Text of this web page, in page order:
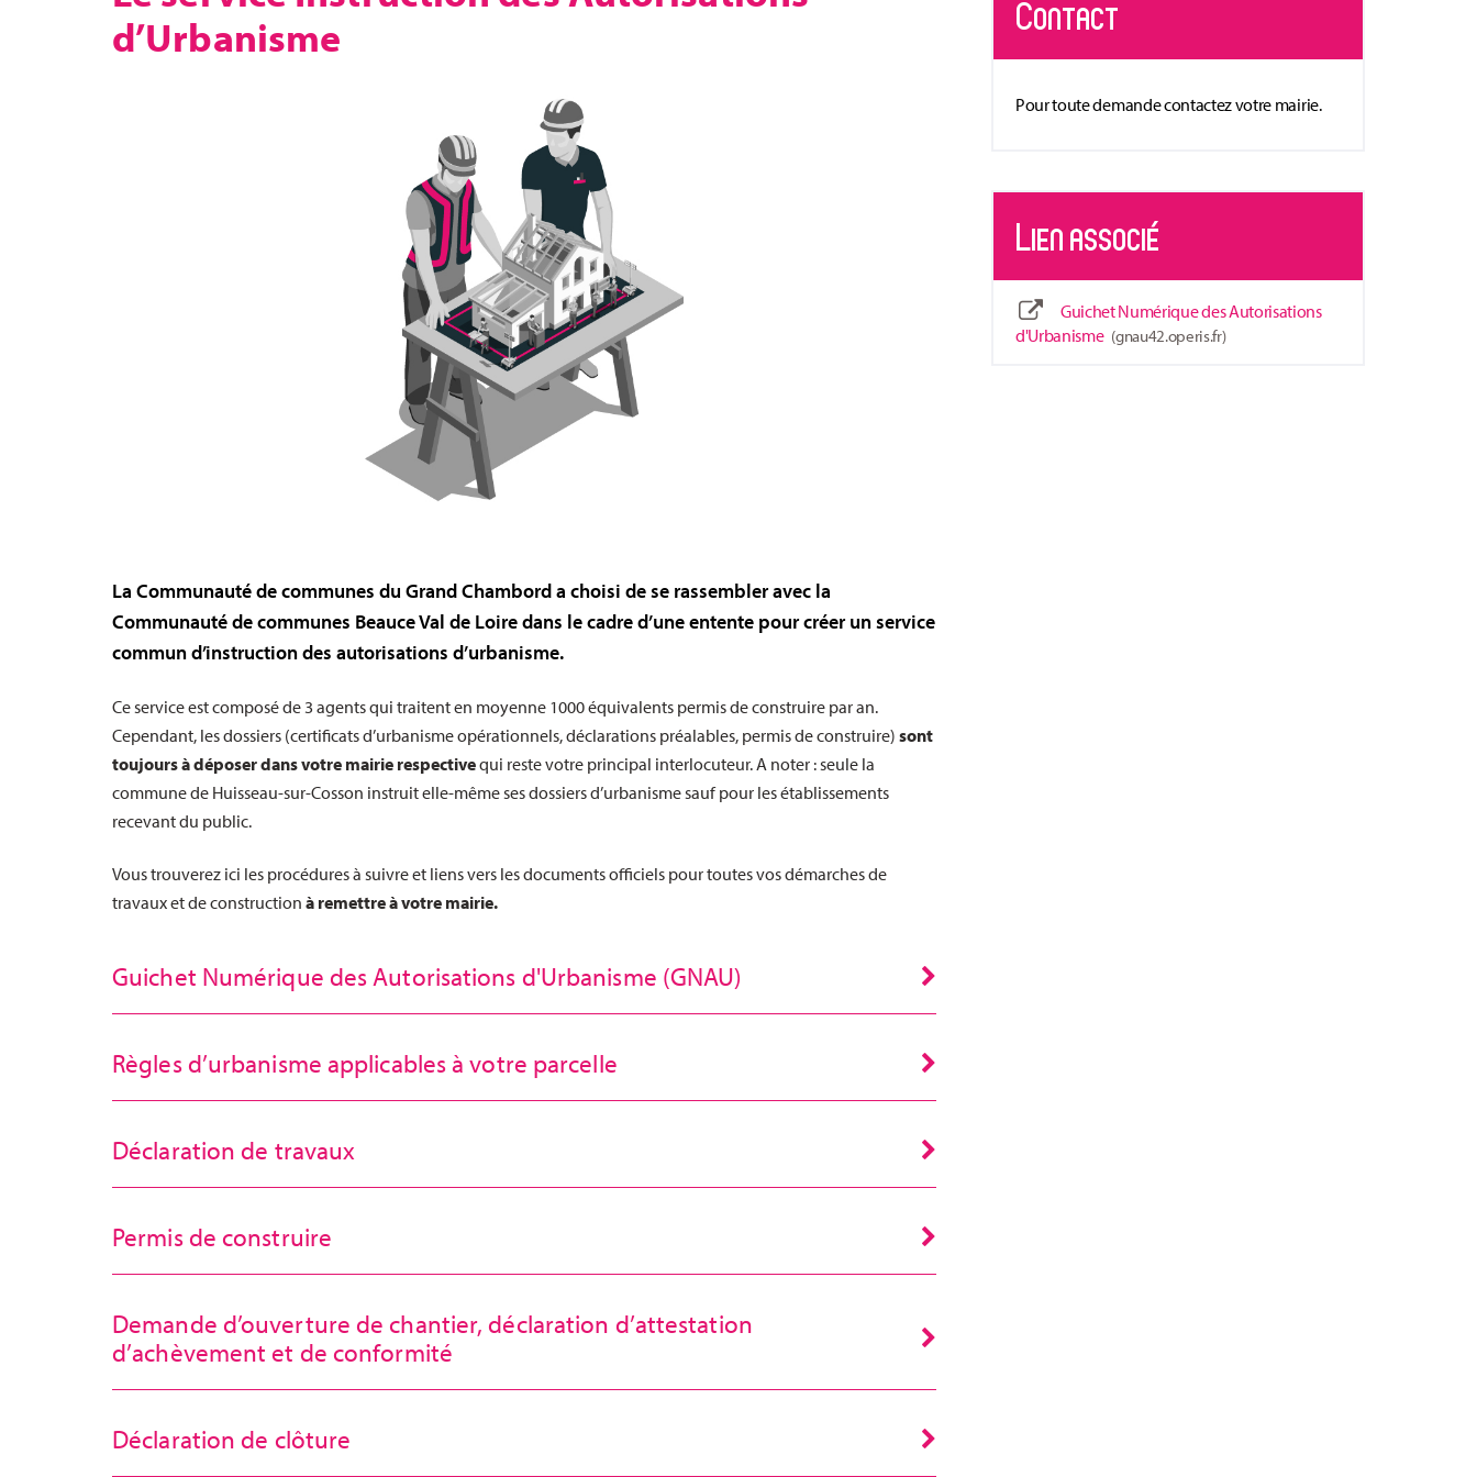
d’Urbanisme
La Communauté de communes du Grand Chambord a choisi de se rassembler avec la
Communauté de communes Beauce Val de Loire dans le cadre d’une entente pour créer un service
commun d’instruction des autorisations d’urbanisme.
Ce service est composé de 3 agents qui traitent en moyenne 1000 équivalents permis de construire par an.
Cependant, les dossiers (certificats d’urbanisme opérationnels, déclarations préalables, permis de construire) sont
toujours à déposer dans votre mairie respectivequi reste votre principal interlocuteur. A noter : seule la
commune de Huisseau-sur-Cosson instruit elle-même ses dossiers d’urbanisme sauf pour les établissements
recevant du public.
Vous trouverez ici les procédures à suivre et liens vers les documents officiels pour toutes vos démarches de
travaux et de construction à remettre à votre mairie.
Guichet Numérique des Autorisations d'Urbanisme (GNAU)
Règles d’urbanisme applicables à votre parcelle
Déclaration de travaux
Permis de construire
Demande d’ouverture de chantier, déclaration d’attestation
d’achèvement et de conformité
Déclaration de clôture
Contact
Pour toute demande contactez votre mairie.
Lien associé
Guichet Numérique des Autorisations
d'Urbanisme gnau42.operis.fr